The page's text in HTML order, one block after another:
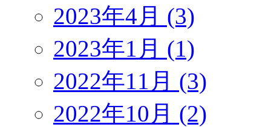
2023年4月 (3)
2023年1月 (1)
2022年11月 (3)
2022年10月 (2)